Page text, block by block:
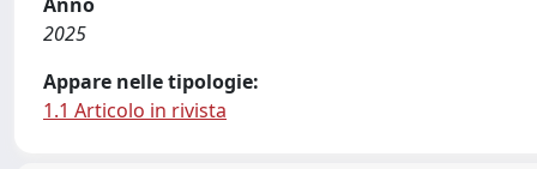
2025
Appare nelle tipologie:
1.1 Articolo in rivista